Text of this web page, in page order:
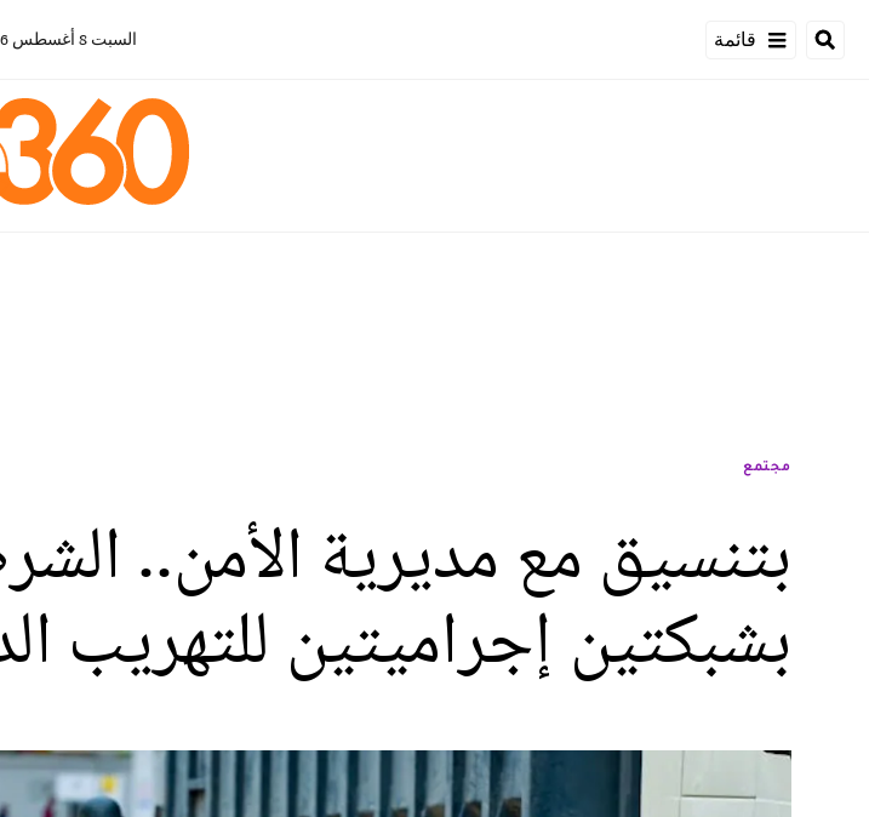
قائمة السبت 8 أغسطس
مجتمع
بتنسيق مع مديرية الأمن..
بشبكتين إجراميتين للتهريب